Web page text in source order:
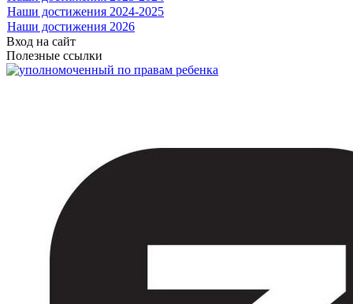
Наши достижения 2024-2025
Наши достижения 2026
Вход на сайт
Полезные ссылки